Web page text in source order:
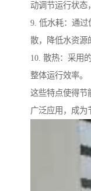
动调节运行状态
9. 低水耗：通
散，降低水资源
10. 散热：采用
整体运行效率。
这些特点使得节
广泛应用，成为